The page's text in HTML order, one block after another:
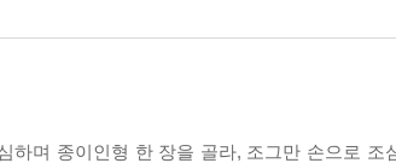
하며 종이인형 한 장을 골라, 조그만 손으로 조